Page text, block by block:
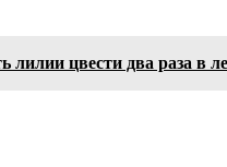
лилии цвести два раза в